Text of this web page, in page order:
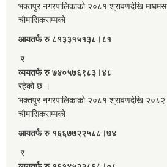
भक्तपुर नगरपालिकाको २०८१ श्रावणदेखि
चौमासिकसम्मको
आयतर्फ रु‌ ८१३३१५१३८।८१
र
व्ययतर्फ रु ७४०५७६९८३।४८
रहेको छ ।
भक्तपुर नगरपालिकाको २०८१ श्रावणदेखि २०८२
चौमासिकसम्मको
आयतर्फ रु‌ १६६७७२२५८८।७४
र